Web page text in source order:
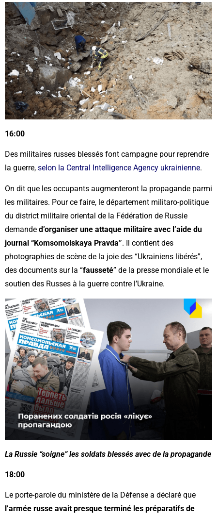
16:00
Des militaires russes blessés font campagne pour reprendre
la guerre, selon la Central Intelligence Agency ukrainienne.
On dit que les occupants augmenteront la propagande parmi
les militaires. Pour ce faire, le département militaro-politique
du district militaire oriental de la Fédération de Russie
demande d’organiser une attaque militaire avec l’aide du
journal “Komsomolskaya Pravda”. Il contient des
photographies de scène de la joie des “Ukrainiens libérés”,
des documents sur la “fausseté” de la presse mondiale et le
soutien des Russes à la guerre contre l’Ukraine.
La Russie “soigne” les soldats blessés avec de la propagande
18:00
Le porte-parole du ministère de la Défense a déclaré que
l’armée russe avait presque terminé les préparatifs de